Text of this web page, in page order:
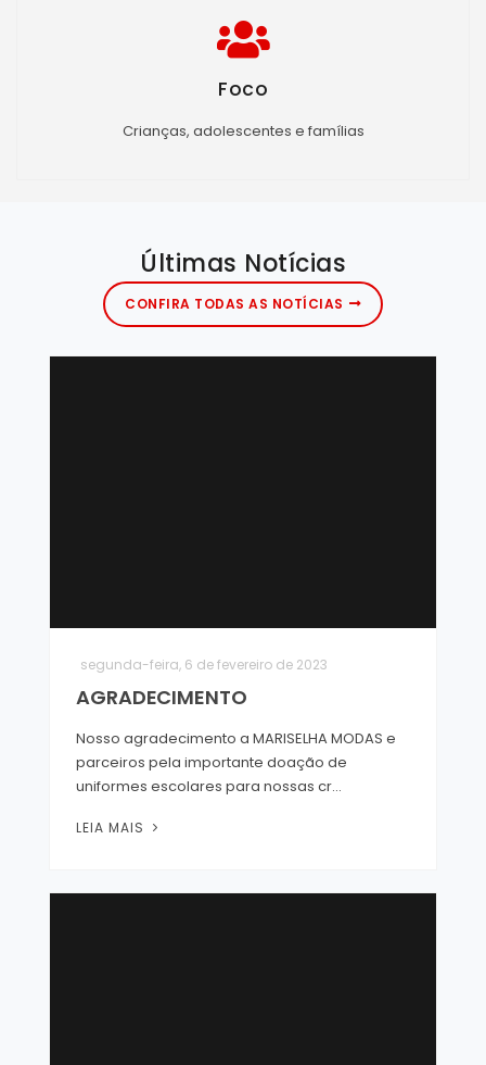
Foco
Crianças, adolescentes e famílias
Últimas Notícias
CONFIRA TODAS AS NOTÍCIAS
segunda-feira, 6 de fevereiro de 2023
AGRADECIMENTO
Nosso agradecimento a MARISELHA MODAS e
parceiros pela importante doação de
uniformes escolares para nossas cr...
LEIA MAIS